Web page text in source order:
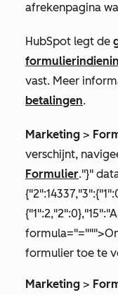
afrekenpagina
HubSpot legt de
vast. Meer
betalingen.
Marketing >
verschijnt,
Formulier."}"
formulier toe te
Marketing >